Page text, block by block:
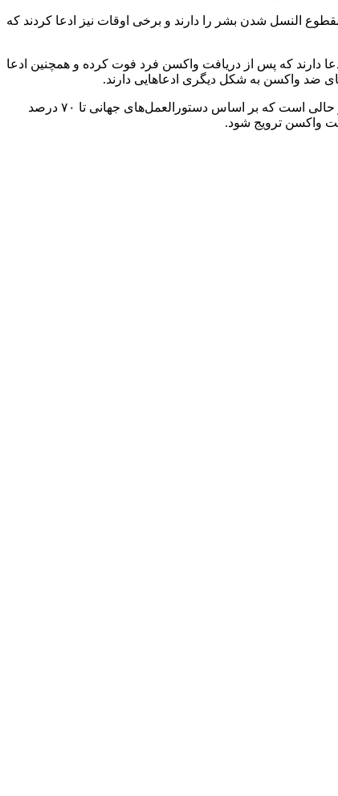
النسل شدن بشر را دارند و برخی اوقات نیز ادعا کردند که
دارند که پس از دریافت واکسن فرد فوت کرده و همچنین ادعا
ضد واکسن به شکل دیگری ادعاهایی دارند.
وی با تاکید بر اینکه گروه‌های ضد واکسن در فضای مجازی از ابتدا بودند، هستند و خواهند بود و در همه کشورها نیز فعال هستند، تاکید کرد: این در حالی است که بر اساس دستورالعمل‌های جهانی تا ۷۰ درصد
واکسن ترویج شود.